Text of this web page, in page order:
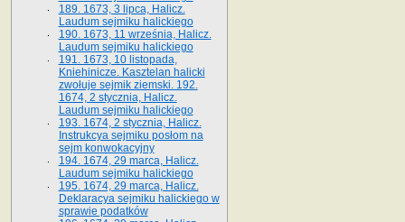
189. 1673, 3 lipca, Halicz.
Laudum sejmiku halickiego
190. 1673, 11 września, Halicz.
Laudum sejmiku halickiego
191. 1673, 10 listopada,
Kniehinicze. Kasztelan halicki
zwołuje sejmik ziemski. 192.
1674, 2 stycznia, Halicz.
Laudum sejmiku halickiego
193. 1674, 2 stycznia, Halicz.
Instrukcya sejmiku posłom na
sejm konwokacyjny
194. 1674, 29 marca, Halicz.
Laudum sejmiku halickiego
195. 1674, 29 marca, Halicz.
Deklaracya sejmiku halickiego w
sprawie podatków